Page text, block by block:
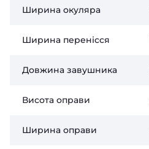
Ширина окуляра
Ширина перенісся
Довжина завушника
Висота оправи
Ширина оправи